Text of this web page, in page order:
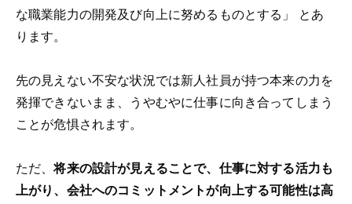
な職業能力の開発及び向上に努めるものとする」 とあ
ります。
先の見えない不安な状況では新人社員が持つ本来の力を
発揮できないまま、うやむやに仕事に向き合ってしまう
ことが危惧されます。
ただ、将来の設計が見えることで、仕事に対する活力も
上がり、会社へのコミットメントが向上する可能性は高